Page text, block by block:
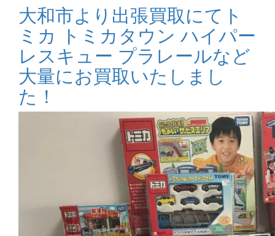
大和市より出張買取にてト
ミカ トミカタウン ハイパー
レスキュー プラレールなど
大量にお買取いたしまし
た！